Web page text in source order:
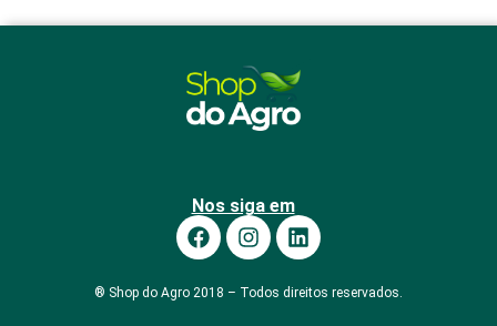
Nos siga em
® Shop do Agro 2018 – Todos direitos reservados.